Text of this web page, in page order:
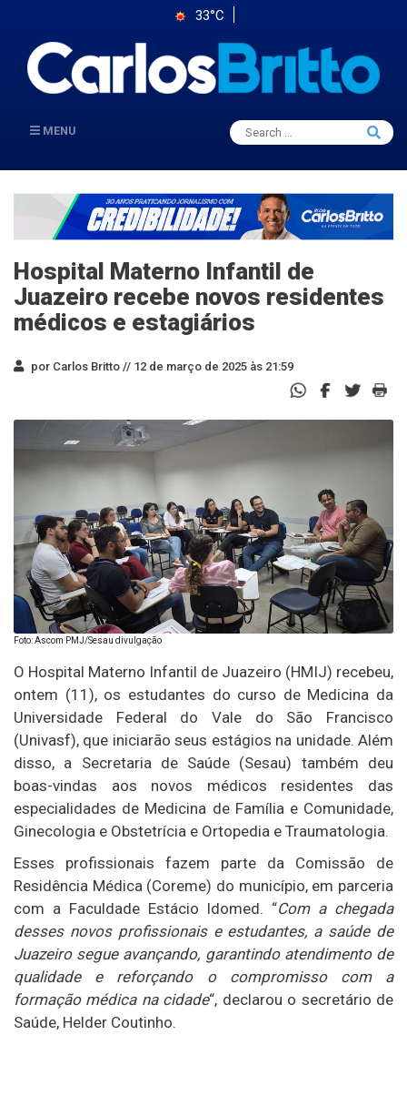
33°C
MENU
Search
for:
Search
Hospital Materno Infantil de
Juazeiro recebe novos residentes
médicos e estagiários
por Carlos Britto // 12 de março de 2025 às 21:59
Foto: Ascom PMJ/Sesau divulgação
O Hospital Materno Infantil de Juazeiro (HMIJ) recebeu,
ontem (11), os estudantes do curso de Medicina da
Universidade Federal do Vale do São Francisco
(Univasf), que iniciarão seus estágios na unidade. Além
disso, a Secretaria de Saúde (Sesau) também deu
boas-vindas aos novos médicos residentes das
especialidades de Medicina de Família e Comunidade,
Ginecologia e Obstetrícia e Ortopedia e Traumatologia.
Esses profissionais fazem parte da Comissão de
Residência Médica (Coreme) do município, em parceria
com a Faculdade Estácio Idomed. “Com a chegada
desses novos profissionais e estudantes, a saúde de
Juazeiro segue avançando, garantindo atendimento de
qualidade e reforçando o compromisso com a
formação médica na cidade“, declarou o secretário de
Saúde, Helder Coutinho.